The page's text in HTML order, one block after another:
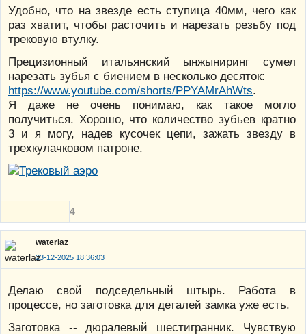
Удобно, что на звезде есть ступица 40мм, чего как
раз хватит, чтобы расточить и нарезать резьбу под
трековую втулку.
Прецизионный итальянский ынжыниринг сумел
нарезать зубья с биением в несколько десяток:
https://www.youtube.com/shorts/PPYAMrAhWts.
Я даже не очень понимаю, как такое могло
получиться. Хорошо, что количество зубьев кратно
3 и я могу, надев кусочек цепи, зажать звезду в
трехкулачковом патроне.
4
waterlaz
23-12-2025 18:36:03
Делаю свой подседельный штырь. Работа в
процессе, но заготовка для деталей замка уже есть.
Заготовка -- дюралевый шестигранник. Чувствую